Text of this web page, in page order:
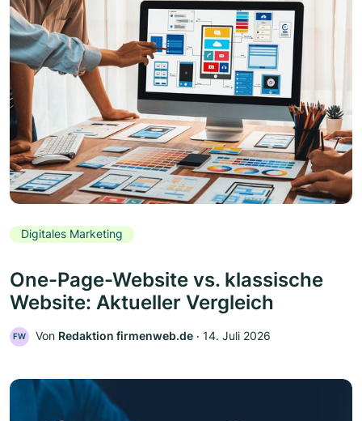
Digitales Marketing
One-Page-Website vs. klassische
Website: Aktueller Vergleich
FW Von Redaktion firmenweb.de ‧ 14. Juli 2026